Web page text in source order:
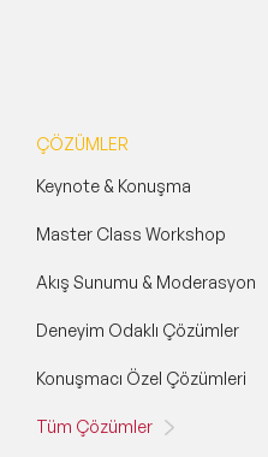
ÇÖZÜMLER
Keynote & Konuşma
Master Class Workshop
Akış Sunumu & Moderasyon
Deneyim Odaklı Çözümler
Konuşmacı Özel Çözümleri
Tüm Çözümler